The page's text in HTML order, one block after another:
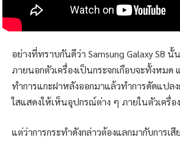
อย่างที่ทราบกันดีว่า Samsung Galaxy S8
ภายนอกตัวเครื่องเป็นกระจกเกือบจะทั้งหมด
ทำการแกะฝาหลังออกมาแล้วทำการดัดแปล
ใสแสดงให้เห็นอุปกรณ์ต่าง ๆ ภายในตัวเครื่อ
แต่ว่าการกระทำดังกล่าวต้องแลกมากับการเ